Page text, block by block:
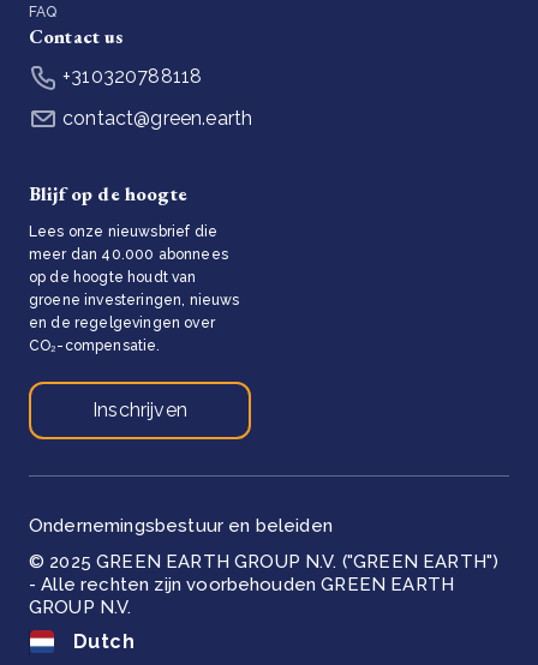
FAQ
Contact us
+310320788118
contact@green.earth
Blijf op de hoogte
Lees onze nieuwsbrief die
meer dan 40.000 abonnees
op de hoogte houdt van
groene investeringen, nieuws
en de regelgevingen over
CO₂-compensatie.
Inschrijven
© 2025 GREEN EARTH GROUP N.V. ("GREEN EARTH")
- Alle rechten zijn voorbehouden GREEN EARTH
GROUP N.V.
Ondernemingsbestuur en beleiden
Dutch